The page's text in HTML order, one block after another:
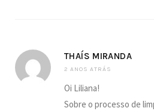
THAÍS MIRANDA
2 ANOS ATRÁS
Oi Liliana!
Sobre o processo de